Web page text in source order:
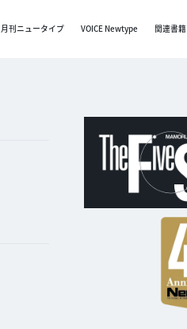
月刊ニュータイプ VOICE Newtype 関連書籍